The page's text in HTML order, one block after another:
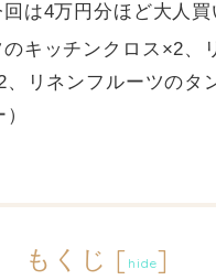
は4万円分ほど大人買
のキッチンクロス×2、
、リネンフルーツのタ
もくじ [ hide]